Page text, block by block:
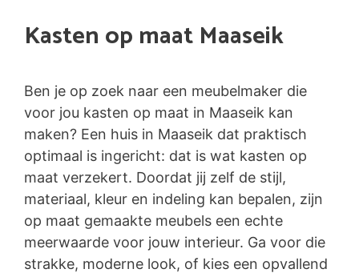
Kasten op maat Maaseik
Ben je op zoek naar een meubelmaker die
voor jou kasten op maat in Maaseik kan
maken? Een huis in Maaseik dat praktisch
optimaal is ingericht: dat is wat kasten op
maat verzekert. Doordat jij zelf de stijl,
materiaal, kleur en indeling kan bepalen, zijn
op maat gemaakte meubels een echte
meerwaarde voor jouw interieur. Ga voor die
strakke, moderne look, of kies een opvallend